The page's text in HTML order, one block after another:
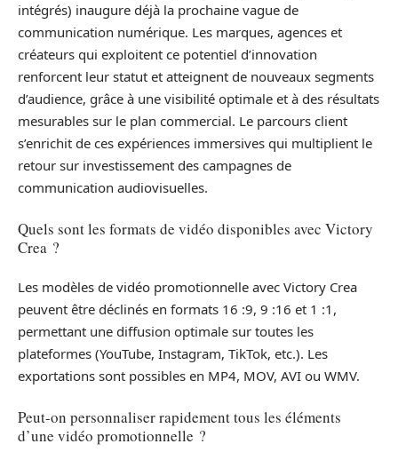
intégrés) inaugure déjà la prochaine vague de
communication numérique. Les marques, agences et
créateurs qui exploitent ce potentiel d’innovation
renforcent leur statut et atteignent de nouveaux segments
d’audience, grâce à une visibilité optimale et à des résultats
mesurables sur le plan commercial. Le parcours client
s’enrichit de ces expériences immersives qui multiplient le
retour sur investissement des campagnes de
communication audiovisuelles.
Quels sont les formats de vidéo disponibles avec Victory
Crea ?
Les modèles de vidéo promotionnelle avec Victory Crea
peuvent être déclinés en formats 16 :9, 9 :16 et 1 :1,
permettant une diffusion optimale sur toutes les
plateformes (YouTube, Instagram, TikTok, etc.). Les
exportations sont possibles en MP4, MOV, AVI ou WMV.
Peut-on personnaliser rapidement tous les éléments
d’une vidéo promotionnelle ?